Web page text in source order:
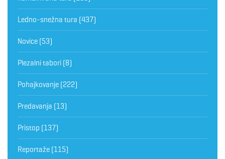
Ledno-snežna tura (437)
Novice (53)
Plezalni tabori (8)
Pohajkovanje (222)
Predavanja (13)
Pristop (137)
Reportaže (115)